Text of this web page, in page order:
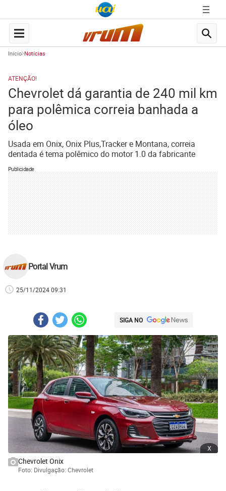
Início Notícias
ATENÇÃO!
Chevrolet dá garantia de 240 mil km
para polêmica correia banhada a
óleo
Usada em Onix, Onix Plus,Tracker e Montana, correia
dentada é tema polêmico do motor 1.0 da fabricante
Publicidade
Portal Vrum
25/11/2024 09:31
SIGA NO
x
Chevrolet Onix
Foto: Divulgação: Chevrolet